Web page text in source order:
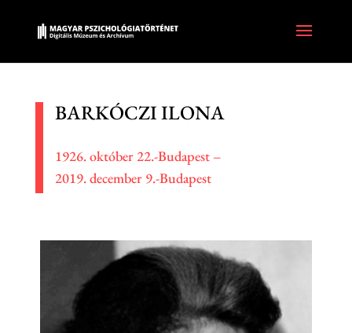
BARKÓCZI ILONA
1926. október 22.-Budapest –
2019. december 9.-Budapest